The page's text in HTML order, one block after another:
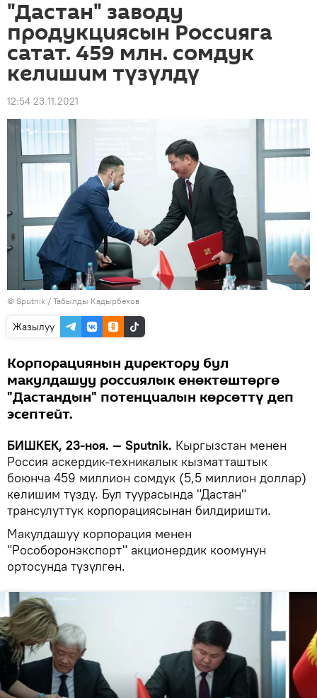
"Дастан" заводу
продукциясын Россияга
сатат. 459 млн. сомдук
келишим түзүлдү
12:54 23.11.2021
© Sputnik / Табылды Кадырбеков
Жазылуу
Корпорациянын директору бул
макулдашуу россиялык өнөктөштөргө
"Дастандын" потенциалын көрсөттү деп
эсептейт.
БИШКЕК, 23-ноя. — Sputnik. Кыргызстан менен
Россия аскердик-техникалык кызматташтык
боюнча 459 миллион сомдук (5,5 миллион доллар)
келишим түздү. Бул туурасында "Дастан"
трансулуттук корпорациясынан билдиришти.
Макулдашуу корпорация менен
"Рособоронэкспорт" акционердик коомунун
ортосунда түзүлгөн.